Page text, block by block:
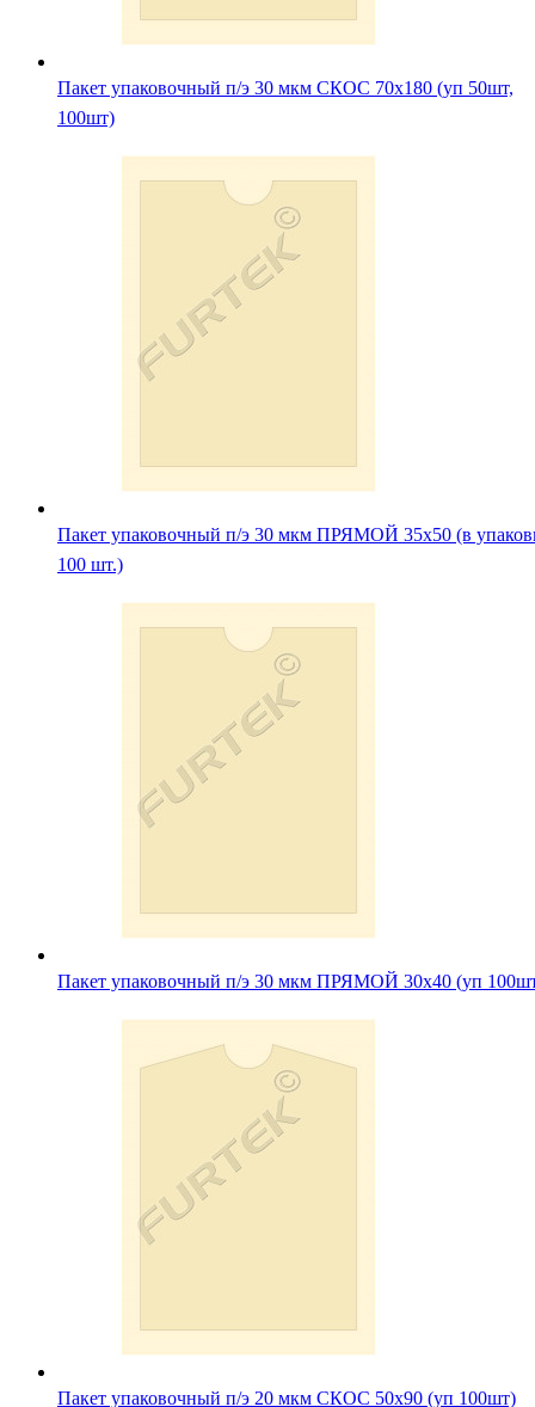
Пакет упаковочный п/э 30 мкм СКОС 70х180 (уп 50шт,
100шт)
Пакет упаковочный п/э 30 мкм ПРЯМОЙ 35х50 (в
100 шт.)
Пакет упаковочный п/э 30 мкм ПРЯМОЙ 30х40 (уп
Пакет упаковочный п/э 20 мкм СКОС 50х90 (уп 100шт)